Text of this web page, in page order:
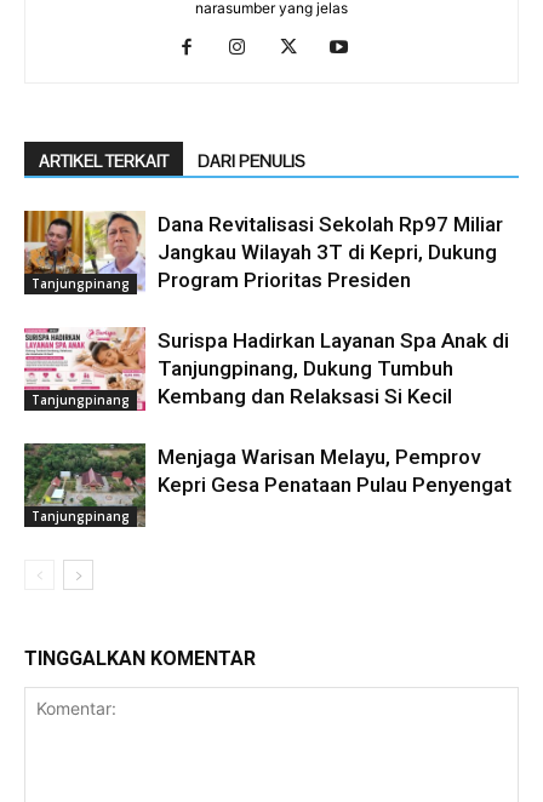
narasumber yang jelas
ARTIKEL TERKAIT DARI PENULIS
Tanjungpinang
Dana Revitalisasi Sekolah Rp97 Miliar
Jangkau Wilayah 3T di Kepri, Dukung
Program Prioritas Presiden
Tanjungpinang
Surispa Hadirkan Layanan Spa Anak di
Tanjungpinang, Dukung Tumbuh
Kembang dan Relaksasi Si Kecil
Tanjungpinang
Menjaga Warisan Melayu, Pemprov
Kepri Gesa Penataan Pulau Penyengat
TINGGALKAN KOMENTAR